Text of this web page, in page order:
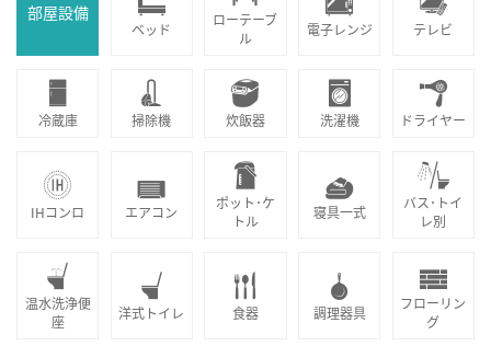
部屋設備
ベッド
ローテーブ
ル
電子レンジ テレビ
冷蔵庫 掃除機 炊飯器 洗濯機 ドライヤー
IHコンロ エアコン
ポット･ケ
トル
寝具一式
バス･トイ
レ別
温水洗浄便
座
洋式トイレ 食器 調理器具
フローリン
グ